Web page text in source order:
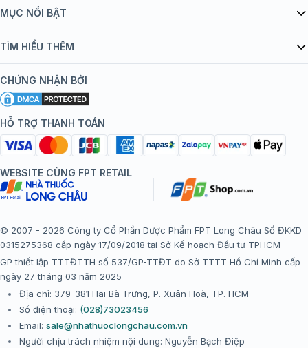
Giới thiệu Tiêm Chủng FPT Long Châu
bán hàng
Chính sách nội dung
Chính sách bảo mật
Chính sách bảo mật dữ liệu cá nhân
Chính sách thanh toán
Chính sách đổi trả gói, mũi tiêm tại trung tâm tiêm chủng
FPT Long Châu
Thể lệ chương trình “Tích điểm nhận đặc quyền”
MỤC NỔI BẬT
Danh mục vắc xin
Đội ngũ bác sĩ, chuyên gia
Hệ thống trung tâm tiêm chủng
TÌM HIỂU THÊM
Khuyến mãi
Tôi nên tiêm gì?
Tiêm chủng đi nước ngoài
CHỨNG NHẬN BỞI
HỖ TRỢ THANH TOÁN
WEBSITE CÙNG FPT RETAIL
© 2007 - 2026 Công ty Cổ Phần Dược Phẩm FPT Long Châu Số ĐKKD
0315275368 cấp ngày 17/09/2018 tại Sở Kế hoạch Đầu tư TPHCM
GP thiết lập TTTĐTTH số 537/GP-TTĐT do Sở TTTT Hồ Chí Minh cấp
ngày 27 tháng 03 năm 2025
Địa chỉ: 379-381 Hai Bà Trưng, P. Xuân Hoà, TP. HCM
Số điện thoại: (028)73023456
Email: sale@nhathuoclongchau.com.vn
Người chịu trách nhiệm nội dung: Nguyễn Bạch Điệp